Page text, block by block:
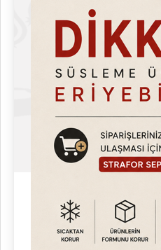
CE standartlarına uygun üretim.
Paket İçeriği
1 Adet Kitchbox Ticari
Kullanım Kılavuzu
Garanti Belgesi (1 yıl)
Uygulama Alanları
Sokak lezzeti standları
Catering ve etkinlik hizmetleri
Okul, üniversite, hastane